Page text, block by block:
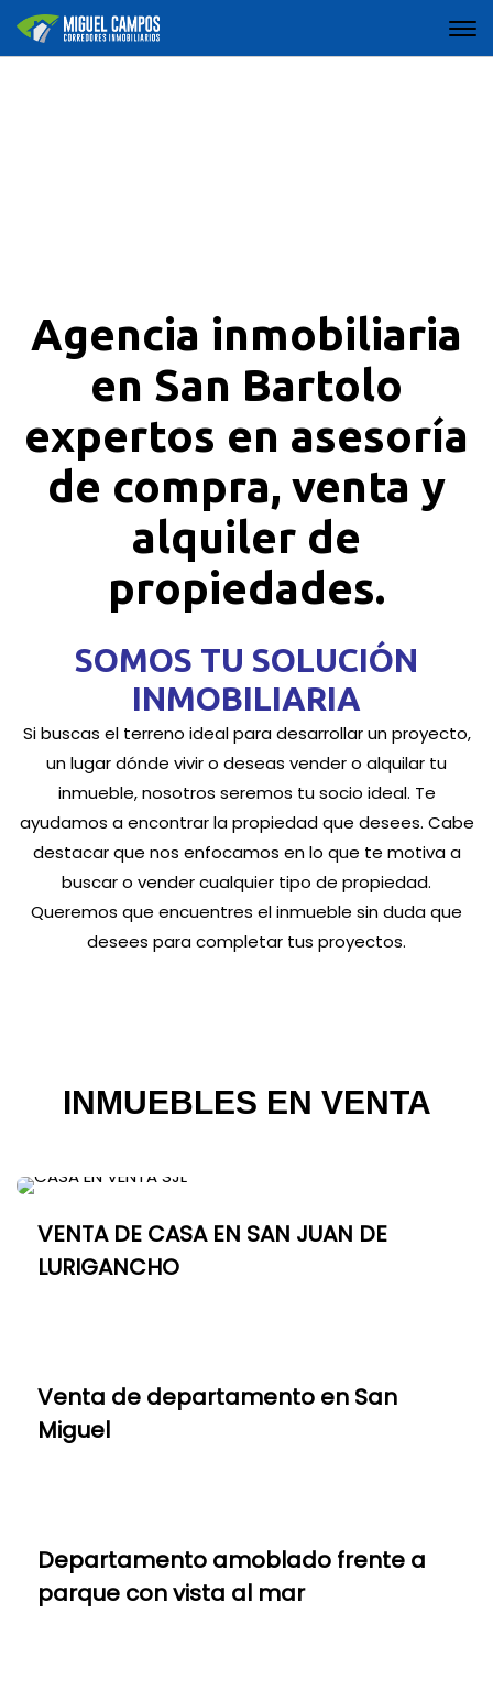
Agencia inmobiliaria
en San Bartolo
expertos en asesoría
de compra, venta y
alquiler de
propiedades.
SOMOS TU SOLUCIÓN
INMOBILIARIA
Si buscas el terreno ideal para desarrollar un proyecto,
un lugar dónde vivir o deseas vender o alquilar tu
inmueble, nosotros seremos tu socio ideal. Te
ayudamos a encontrar la propiedad que desees. Cabe
destacar que nos enfocamos en lo que te motiva a
buscar o vender cualquier tipo de propiedad.
Queremos que encuentres el inmueble sin duda que
desees para completar tus proyectos.
INMUEBLES EN VENTA
VENTA DE CASA EN SAN JUAN DE
LURIGANCHO
Venta de departamento en San
Miguel
Departamento amoblado frente a
parque con vista al mar